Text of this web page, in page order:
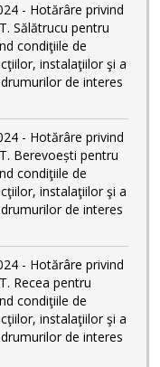
- Hotărâre privind
Sălătrucu pentru
condiţiile de
instalaţiilor şi a
de interes
- Hotărâre privind
Berevoești pentru
condiţiile de
instalaţiilor şi a
de interes
- Hotărâre privind
Recea pentru
condiţiile de
instalaţiilor şi a
de interes